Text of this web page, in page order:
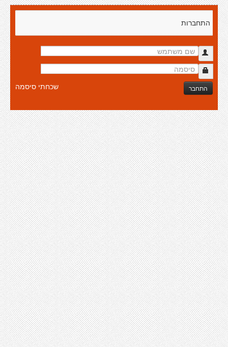
התחברות
התחבר שכחתי סיסמה